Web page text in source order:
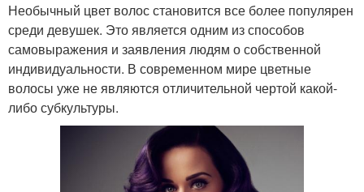
Необычный цвет волос становится все более популярен
среди девушек. Это является одним из способов
самовыражения и заявления людям о собственной
индивидуальности. В современном мире цветные
волосы уже не являются отличительной чертой какой-
либо субкультуры.